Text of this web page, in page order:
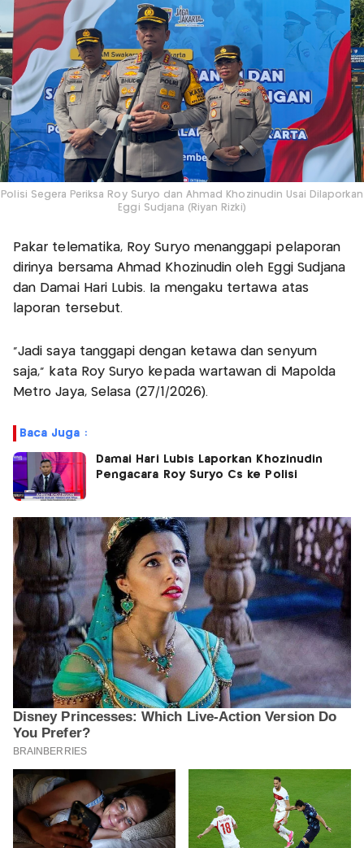
Polisi Segera Periksa Roy Suryo dan Ahmad Khozinudin Usai Dilaporkan
Eggi Sudjana (Riyan Rizki)
Pakar telematika, Roy Suryo menanggapi pelaporan
dirinya bersama Ahmad Khozinudin oleh Eggi Sudjana
dan Damai Hari Lubis. Ia mengaku tertawa atas
laporan tersebut.
“Jadi saya tanggapi dengan ketawa dan senyum
saja,” kata Roy Suryo kepada wartawan di Mapolda
Metro Jaya, Selasa (27/1/2026).
Baca Juga :
Damai Hari Lubis Laporkan Khozinudin
Pengacara Roy Suryo Cs ke Polisi